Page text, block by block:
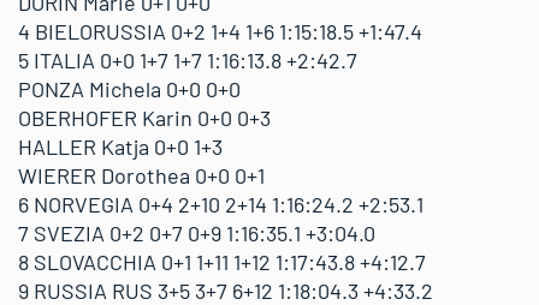
4 BIELORUSSIA 0+2 1+4 1+6 1:15:18.5 +1:47.4
5 ITALIA 0+0 1+7 1+7 1:16:13.8 +2:42.7
PONZA Michela 0+0 0+0
OBERHOFER Karin 0+0 0+3
HALLER Katja 0+0 1+3
WIERER Dorothea 0+0 0+1
6 NORVEGIA 0+4 2+10 2+14 1:16:24.2 +2:53.1
7 SVEZIA 0+2 0+7 0+9 1:16:35.1 +3:04.0
8 SLOVACCHIA 0+1 1+11 1+12 1:17:43.8 +4:12.7
9 RUSSIA RUS 3+5 3+7 6+12 1:18:04.3 +4:33.2